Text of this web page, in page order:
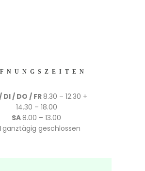
DI / DO / FR 8.30 – 12.30 +
14.30 – 18.00
SA 8.00 – 13.00
ganztägig geschlossen